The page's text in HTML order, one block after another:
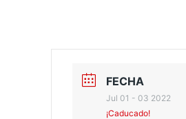
FECHA
Jul 01 - 03 2022
¡Caducado!